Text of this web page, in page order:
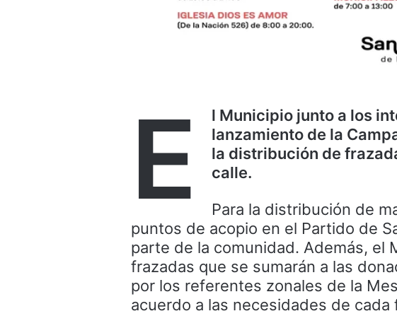
E
l Municipio junto a los
lanzamiento de la
la distribución de
calle.
Para la distribución de
puntos de acopio en el Partido de
parte de la comunidad. Además, el
frazadas que se sumarán a las
por los referentes zonales de la
acuerdo a las necesidades de cada